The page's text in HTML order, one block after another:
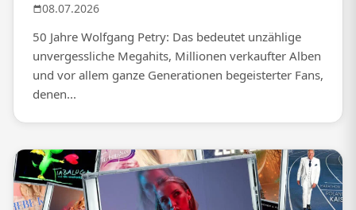
08.07.2026
50 Jahre Wolfgang Petry: Das bedeutet unzählige
unvergessliche Megahits, Millionen verkaufter Alben
und vor allem ganze Generationen begeisterter Fans,
denen...